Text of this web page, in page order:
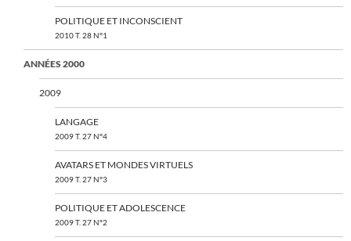
POLITIQUE ET INCONSCIENT
2010 T. 28 N°1
ANNÉES 2000
2009
LANGAGE
2009 T. 27 N°4
AVATARS ET MONDES VIRTUELS
2009 T. 27 N°3
POLITIQUE ET ADOLESCENCE
2009 T. 27 N°2